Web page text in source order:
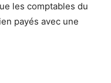
les comptables du
payés avec une